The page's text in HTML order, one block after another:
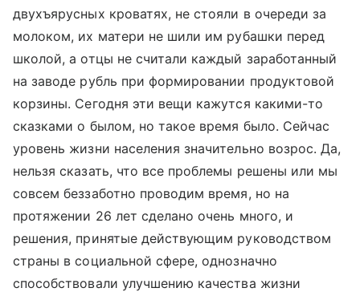
двухъярусных кроватях, не стояли в очереди за
молоком, их матери не шили им рубашки перед
школой, а отцы не считали каждый заработанный
на заводе рубль при формировании продуктовой
корзины. Сегодня эти вещи кажутся какими-то
сказками о былом, но такое время было. Сейчас
уровень жизни населения значительно возрос. Да,
нельзя сказать, что все проблемы решены или мы
совсем беззаботно проводим время, но на
протяжении 26 лет сделано очень много, и
решения, принятые действующим руководством
страны в социальной сфере, однозначно
способствовали улучшению качества жизни